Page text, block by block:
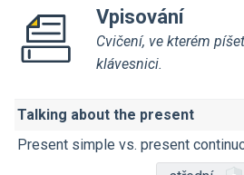
Vpisování
Cvičení, ve kterém
klávesnici.
Talking about the present
Present simple vs. present